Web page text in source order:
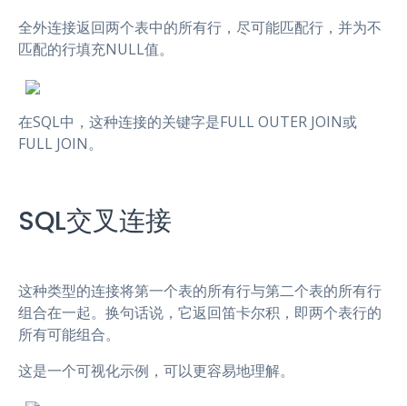
全外连接返回两个表中的所有行，尽可能匹配行，并为不
匹配的行填充NULL值。
在SQL中，这种连接的关键字是FULL OUTER JOIN或
FULL JOIN。
SQL交叉连接
这种类型的连接将第一个表的所有行与第二个表的所有行
组合在一起。换句话说，它返回笛卡尔积，即两个表行的
所有可能组合。
这是一个可视化示例，可以更容易地理解。